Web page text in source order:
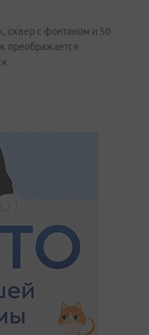
сквер с фонтаном и 50
преображается